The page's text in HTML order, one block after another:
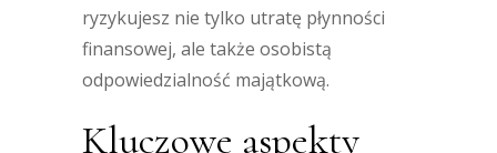
ryzykujesz nie tylko utratę płynności
finansowej, ale także osobistą
odpowiedzialność majątkową.
Kluczowe aspekty